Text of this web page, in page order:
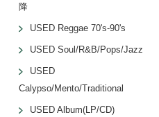
降
USED Reggae 70's-90's
USED Soul/R&B/Pops/Jazz
USED
Calypso/Mento/Traditional
USED Album(LP/CD)